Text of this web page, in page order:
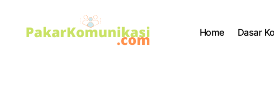
Home Dasar